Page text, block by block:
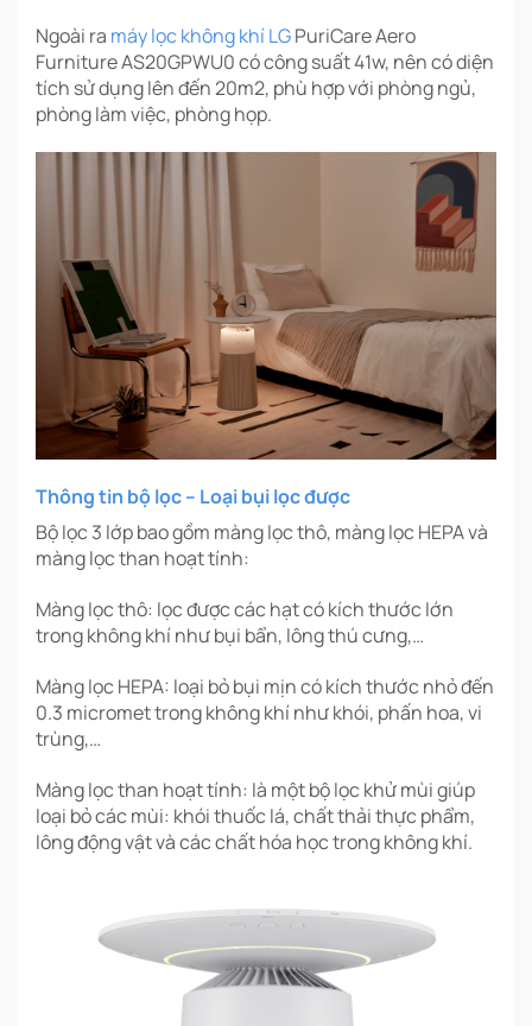
Ngoài ra máy lọc không khí LGPuriCare Aero
Furniture AS20GPWU0 có công suất 41w, nên có diện
tích sử dụng lên đến 20m2, phù hợp với phòng ngủ,
phòng làm việc, phòng họp.
Thông tin bộ lọc – Loại bụi lọc được
Bộ lọc 3 lớp bao gồm màng lọc thô, màng lọc HEPA và
màng lọc than hoạt tính:
Màng lọc thô: lọc được các hạt có kích thước lớn
trong không khí như bụi bẩn, lông thú cưng,…
Màng lọc HEPA: loại bỏ bụi mịn có kích thước nhỏ đến
0.3 micromet trong không khí như khói, phấn hoa, vi
trùng,…
Màng lọc than hoạt tính: là một bộ lọc khử mùi giúp
loại bỏ các mùi: khói thuốc lá, chất thải thực phẩm,
lông động vật và các chất hóa học trong không khí.